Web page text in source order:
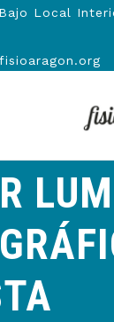
Local